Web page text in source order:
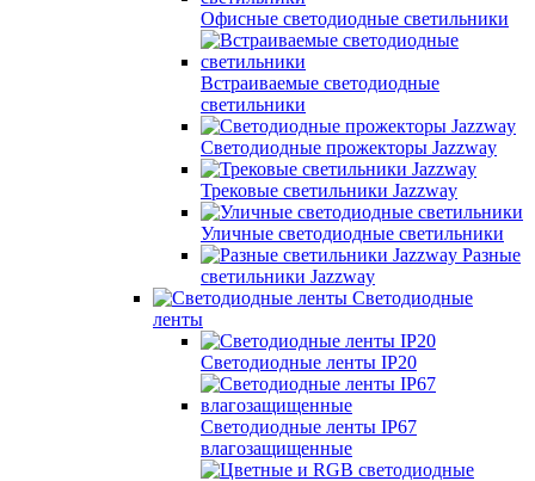
Офисные светодиодные светильники
Встраиваемые светодиодные
светильники
Светодиодные прожекторы Jazzway
Трековые светильники Jazzway
Уличные светодиодные светильники
Разные
светильники Jazzway
Светодиодные
ленты
Светодиодные ленты IP20
Светодиодные ленты IP67
влагозащищенные